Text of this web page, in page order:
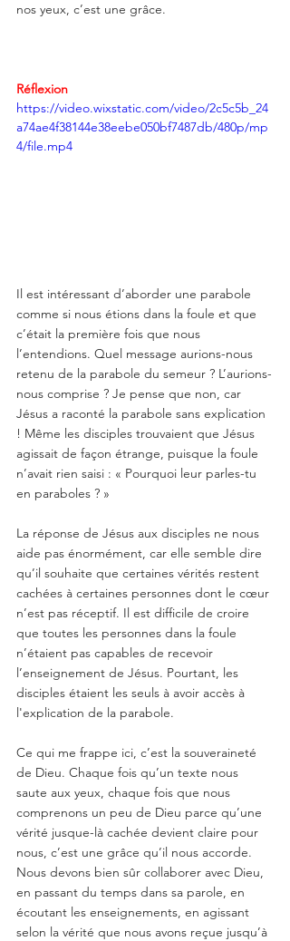
nos yeux, c’est une grâce.
Réflexion
https://video.wixstatic.com/video/2c5c5b_24
a74ae4f38144e38eebe050bf7487db/480p/mp
4/file.mp4
Il est intéressant d’aborder une parabole
comme si nous étions dans la foule et que
c’était la première fois que nous
l’entendions. Quel message aurions-nous
retenu de la parabole du semeur ? L’aurions-
nous comprise ? Je pense que non, car
Jésus a raconté la parabole sans explication
! Même les disciples trouvaient que Jésus
agissait de façon étrange, puisque la foule
n’avait rien saisi : « Pourquoi leur parles-tu
en paraboles ? »
La réponse de Jésus aux disciples ne nous
aide pas énormément, car elle semble dire
qu’il souhaite que certaines vérités restent
cachées à certaines personnes dont le cœur
n’est pas réceptif. Il est difficile de croire
que toutes les personnes dans la foule
n’étaient pas capables de recevoir
l’enseignement de Jésus. Pourtant, les
disciples étaient les seuls à avoir accès à
l'explication de la parabole.
Ce qui me frappe ici, c’est la souveraineté
de Dieu. Chaque fois qu’un texte nous
saute aux yeux, chaque fois que nous
comprenons un peu de Dieu parce qu’une
vérité jusque-là cachée devient claire pour
nous, c’est une grâce qu’il nous accorde.
Nous devons bien sûr collaborer avec Dieu,
en passant du temps dans sa parole, en
écoutant les enseignements, en agissant
selon la vérité que nous avons reçue jusqu’à